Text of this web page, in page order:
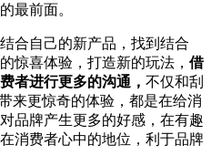
最前面。
合自己的新产品，找到结合
惊喜体验，打造新的玩法， 借
者进行更多的沟通， 不仅和刮
来更惊奇的体验，都是在给消
品牌产生更多的好感，在有趣
消费者心中的地位，利于品牌